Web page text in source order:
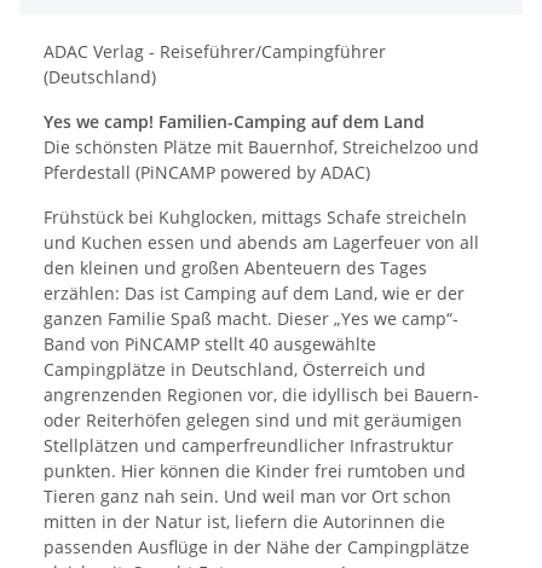
ADAC Verlag - Reiseführer/Campingführer
(Deutschland)
Yes we camp! Familien-Camping auf dem Land
Die schönsten Plätze mit Bauernhof, Streichelzoo und
Pferdestall (PiNCAMP powered by ADAC)
Frühstück bei Kuhglocken, mittags Schafe streicheln
und Kuchen essen und abends am Lagerfeuer von all
den kleinen und großen Abenteuern des Tages
erzählen: Das ist Camping auf dem Land, wie er der
ganzen Familie Spaß macht. Dieser „Yes we camp“-
Band von PiNCAMP stellt 40 ausgewählte
Campingplätze in Deutschland, Österreich und
angrenzenden Regionen vor, die idyllisch bei Bauern-
oder Reiterhöfen gelegen sind und mit geräumigen
Stellplätzen und camperfreundlicher Infrastruktur
punkten. Hier können die Kinder frei rumtoben und
Tieren ganz nah sein. Und weil man vor Ort schon
mitten in der Natur ist, liefern die Autorinnen die
passenden Ausflüge in der Nähe der Campingplätze